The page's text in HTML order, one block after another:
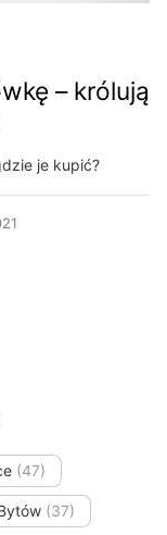
– królują
je kupić?
(47)
(37)